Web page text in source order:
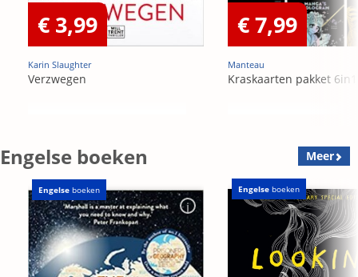
€ 3,99
Karin Slaughter
Verzwegen
€ 7,99
Manteau
Kraskaarten pakket 6in1
Engelse boeken Meer
Engelse boeken Engelse boeken